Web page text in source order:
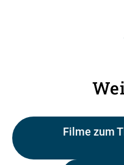
Filme zum